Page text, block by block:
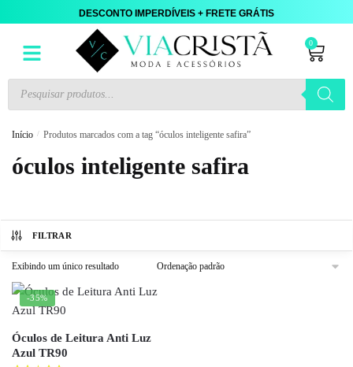
DESCONTO IMPERDÍVEIS + FRETE GRÁTIS
0
Início / Produtos marcados com a tag “óculos inteligente safira”
óculos inteligente safira
FILTRAR
Exibindo um único resultado
-35%
Óculos de Leitura Anti Luz
Azul TR90